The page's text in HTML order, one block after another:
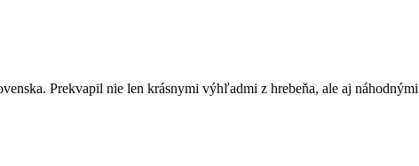
Prekvapil nie len krásnymi výhľadmi z hrebeňa, ale aj